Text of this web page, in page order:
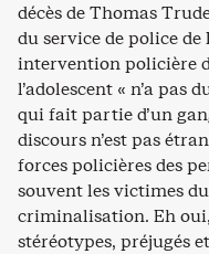
décès de Thomas
du service de police
intervention policière
l’adolescent « n’a pas
qui fait partie d’un
discours n’est pas
forces policières des
souvent les victimes
criminalisation. Eh
stéréotypes, préjugés